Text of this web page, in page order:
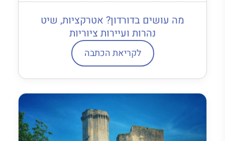
מה עושים בדורדון? אטרקציות, שיט
נהרות ועיירות ציוריות
לקריאת הכתבה